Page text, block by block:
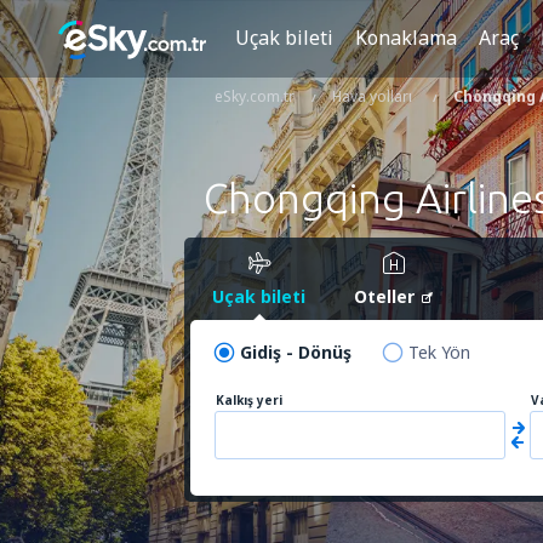
Uçak bileti Konaklama Araç
eSky.com.tr Hava yolları Chongqing
Chongqing
Uçak bileti Oteller
Gidiş - Dönüş Tek Yön
Kalkış yeri